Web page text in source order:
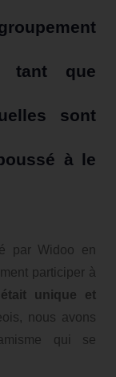
tant que
sont
à le
par Widoo en
participer à
unique et
nous avons
qui se